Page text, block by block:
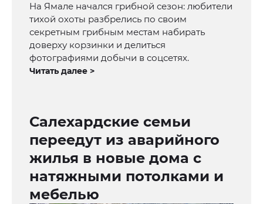
На Ямале начался грибной сезон: любители
тихой охоты разбрелись по своим
секретным грибным местам набирать
доверху корзинки и делиться
фотографиями добычи в соцсетях.
Читать далее >
Салехардские семьи
переедут из аварийного
жилья в новые дома с
натяжными потолками и
мебелью